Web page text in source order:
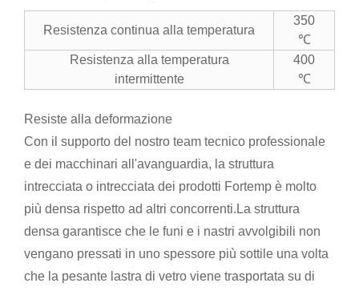
Resistenza continua alla temperatura
350
℃
Resistenza alla temperatura
intermittente
400
℃
Resiste alla deformazione
Con il supporto del nostro team tecnico professionale
e dei macchinari all'avanguardia, la struttura
intrecciata o intrecciata dei prodotti Fortemp è molto
più densa rispetto ad altri concorrenti.La struttura
densa garantisce che le funi e i nastri avvolgibili non
vengano pressati in uno spessore più sottile una volta
che la pesante lastra di vetro viene trasportata su di